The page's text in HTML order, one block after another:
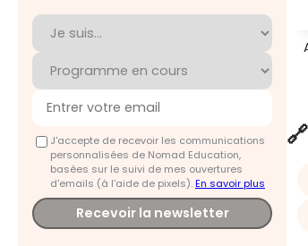
J'accepte de recevoir les communications
personnalisées de Nomad Education,
basées sur le suivi de mes ouvertures
d'emails (à l’aide de pixels).En savoir plus
Recevoir la newsletter